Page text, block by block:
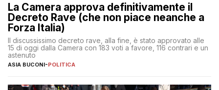
La Camera approva definitivamente il
Decreto Rave (che non piace neanche a
Forza Italia)
Il discussissimo decreto rave, alla fine, è stato approvato alle
15 di oggi dalla Camera con 183 voti a favore, 116 contrari e un
astenuto
ASIA BUCONI-POLITICA